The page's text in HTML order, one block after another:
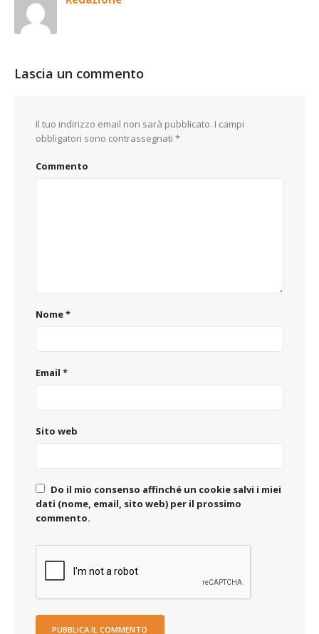
Lascia un commento
Il tuo indirizzo email non sarà pubblicato. I campi
obbligatori sono contrassegnati *
Commento
Nome*
Email *
Sito web
Do il mio consenso affinché un cookie salvi i miei
dati (nome, email, sito web) per il prossimo
commento.